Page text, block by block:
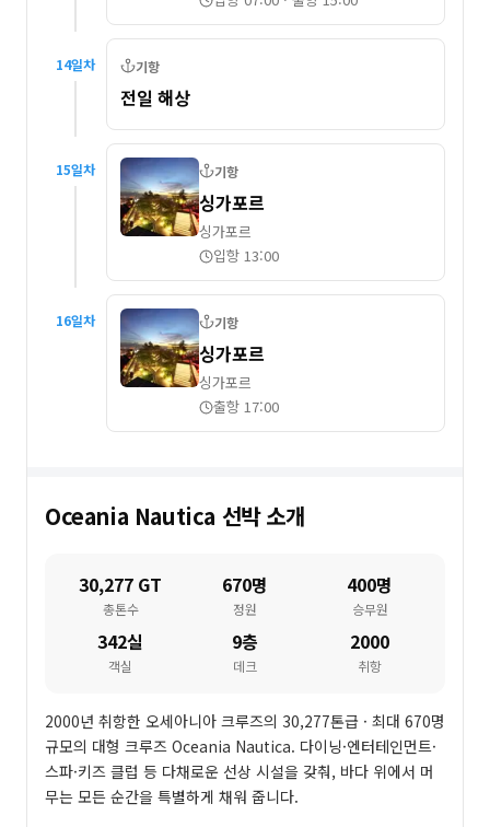
14일차 기항
전일 해상
15일차 기항
싱가포르
싱가포르
입항 13:00
16일차 기항
싱가포르
싱가포르
출항 17:00
Oceania Nautica 선박 소개
30,277 GT
총톤수
670명
정원
400명
승무원
342실
객실
9층
데크
2000
취항
2000년 취항한 오세아니아 크루즈의 30,277톤급 · 최대 670명
규모의 대형 크루즈 Oceania Nautica. 다이닝·엔터테인먼트·
스파·키즈 클럽 등 다채로운 선상 시설을 갖춰, 바다 위에서 머
무는 모든 순간을 특별하게 채워 줍니다.